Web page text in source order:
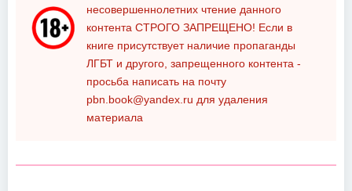
несовершеннолетних чтение данного
контента СТРОГО ЗАПРЕЩЕНО! Если в
книге присутствует наличие пропаганды
ЛГБТ и другого, запрещенного контента -
просьба написать на почту
pbn.book@yandex.ru для удаления
материала